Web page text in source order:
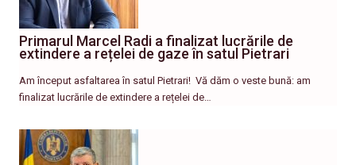
Primarul Marcel Radi a finalizat lucrările de
extindere a rețelei de gaze în satul Pietrari
Am început asfaltarea în satul Pietrari! ​ Vă dăm o veste bună: am
finalizat lucrările de extindere a rețelei de…